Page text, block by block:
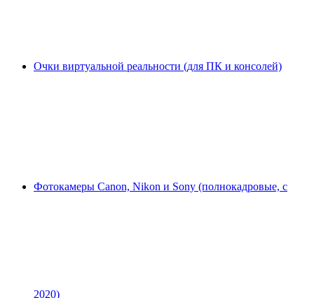
Очки виртуальной реальности (для ПК и консолей)
Фотокамеры Canon, Nikon и Sony (полнокадровые, с
2020)